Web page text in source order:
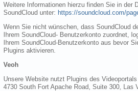
Weitere Informationen hierzu finden Sie in der
SoundCloud unter: https://soundcloud.com/
Wenn Sie nicht wünschen, dass SoundCloud
Ihrem SoundCloud- Benutzerkonto zuordnet,
Ihrem SoundCloud-Benutzerkonto aus bevor
Plugins aktivieren.
Veoh
Unsere Website nutzt Plugins des
4730 South Fort Apache Road, Suite 300, Las